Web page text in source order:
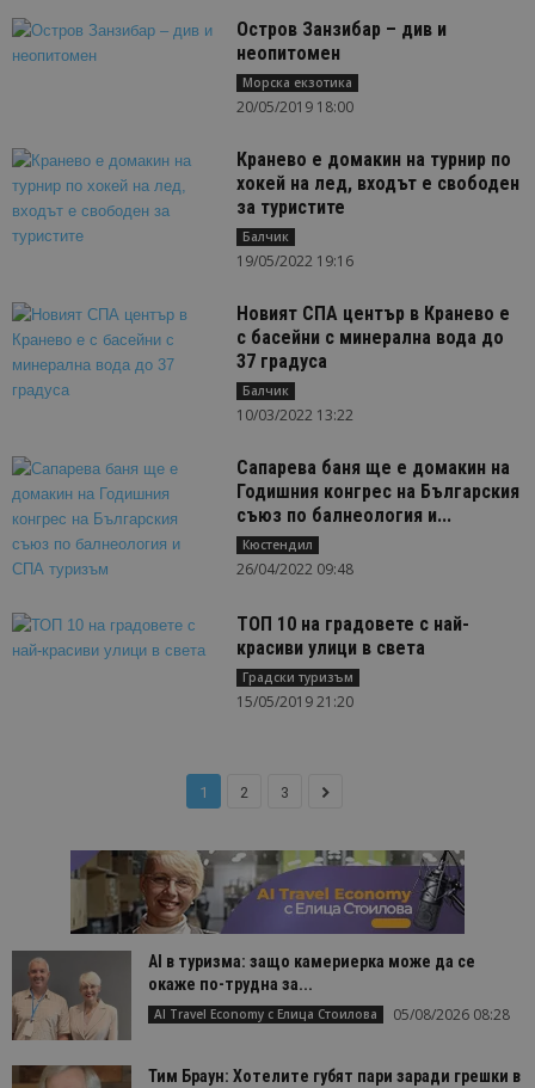
Остров Занзибар – див и
неопитомен
Морска екзотика
20/05/2019 18:00
Кранево е домакин на турнир по
хокей на лед, входът е свободен
за туристите
Балчик
19/05/2022 19:16
Новият СПА център в Кранево е
с басейни с минерална вода до
37 градуса
Балчик
10/03/2022 13:22
Сапарева баня ще е домакин на
Годишния конгрес на Българския
съюз по балнеология и...
Кюстендил
26/04/2022 09:48
ТОП 10 на градовете с най-
красиви улици в света
Градски туризъм
15/05/2019 21:20
1 2 3
AI в туризма: защо камериерка може да се
окаже по-трудна за...
AI Travel Economy с Елица Стоилова 05/08/2026 08:28
Тим Браун: Хотелите губят пари заради грешки в